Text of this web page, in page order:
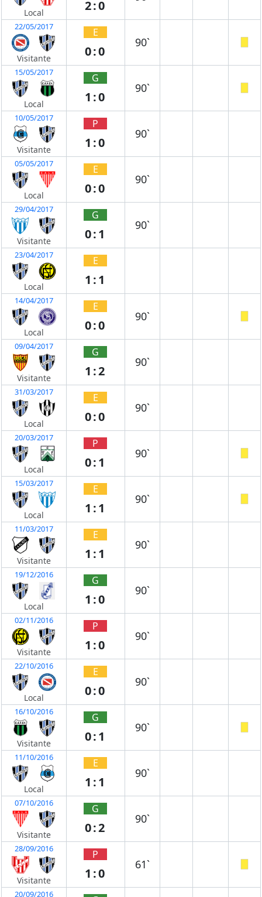
Local 2:0
22/05/2017
Visitante
E
0:0
90`
15/05/2017
Local
G
1:0
90`
10/05/2017
Visitante
P
1:0
90`
05/05/2017
Local
E
0:0
90`
29/04/2017
Visitante
G
0:1
90`
23/04/2017
Local
E
1:1
14/04/2017
Local
E
0:0
90`
09/04/2017
Visitante
G
1:2
90`
31/03/2017
Local
E
0:0
90`
20/03/2017
Local
P
0:1
90`
15/03/2017
Local
E
1:1
90`
11/03/2017
Visitante
E
1:1
90`
19/12/2016
Local
G
1:0
90`
02/11/2016
Visitante
P
1:0
90`
22/10/2016
Local
E
0:0
90`
16/10/2016
Visitante
G
0:1
90`
11/10/2016
Local
E
1:1
90`
07/10/2016
Visitante
G
0:2
90`
28/09/2016
Visitante
P
1:0
61`
20/09/2016